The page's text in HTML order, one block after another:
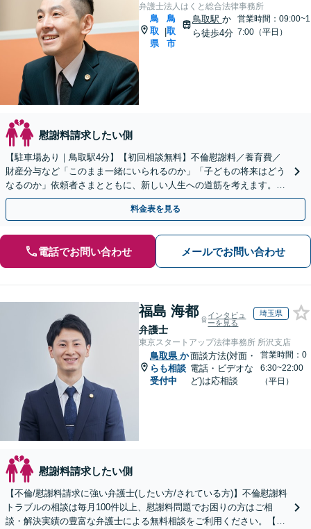
弁護士法人はくと総合法律事務所
鳥
取
県
|
鳥
取
市
鳥取駅 か
ら徒歩4分
営業時間：09:00~1
7:00（平日）
慰謝料請求したい側
【駐車場あり｜鳥取駅4分】【初回相談無料】不倫慰謝料／養育費／
財産分与など「このまま一緒にいられるのか」「子どもの将来はどう
なるのか」依頼者さまとともに、新しい人生への道筋を考えます。離
婚後の生活基盤の安定まで視野に入れたアドバイス。
料金表を見る
電話でお問い合わせ メールでお問い合わせ
福島 海都
弁護士
インタビュ
ーを見る
埼玉県
東京スタートアップ法律事務所 所沢支店
鳥取県 か
らも相談
受付中
面談方法(対面・
電話・ビデオな
ど)は応相談
営業時間：0
6:30~22:00
（平日）
慰謝料請求したい側
【不倫/慰謝料請求に強い弁護士(したい方/されている方)】不倫慰謝料
トラブルの相談は毎月100件以上、慰謝料問題でお困りの方はご相
談・解決実績の豊富な弁護士による無料相談をご利用ください。【不